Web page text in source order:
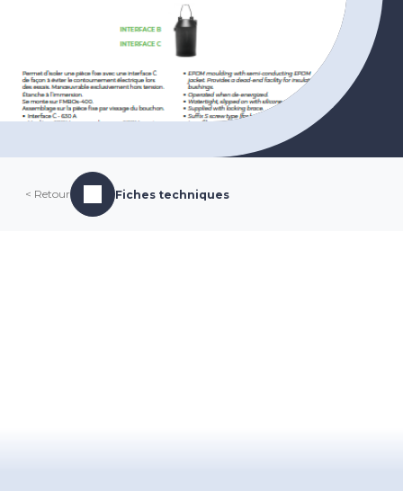
< Retour Fiches techniques